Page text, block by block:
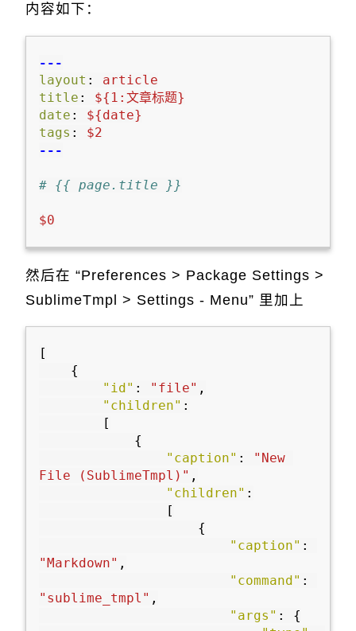
内容如下：
---
layout :
article
title :
${1:文章标题}
date :
${date}
tags :
$2
---
# {{ page.title }}
$0
然后在 “Preferences > Package Settings >
SublimeTmpl > Settings - Menu” 里加上
[
{
"id" : "file" ,
"children" :
[
{
"caption" :
"New
File (SublimeTmpl)" ,
"children" :
[
{
"caption" :
"Markdown" ,
"command" :
"sublime_tmpl" ,
"args" :
{